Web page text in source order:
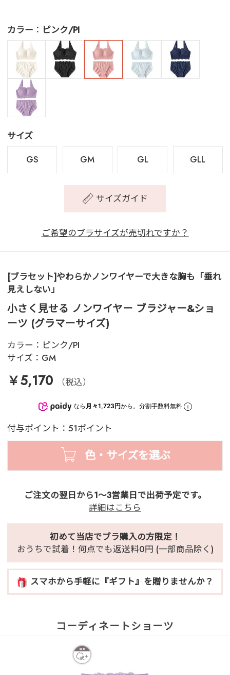
カラー ピンク/PI
サイズ
GS
GM GL GLL
サイズガイド
ご希望のブラサイズが売切れですか？
[ブラセット]やわらかノンワイヤーで大きな胸も「垂れ
見えしない」
小さく見せる ノンワイヤー ブラジャー&ショ
ーツ (グラマーサイズ)
カラー： ピンク/PI
サイズ： GM
￥5,170 （税込）
なら 月々1,723円から。分割手数料無料
付与ポイント：51ポイント
色・サイズを選ぶ
ご注文の翌日から1～3営業日で出荷予定です。
詳細はこちら
初めて当店でブラ購入の方限定！
おうちで試着！何点でも返送料0円 (一部商品除く)
スマホから手軽に『ギフト』を贈りませんか？
コーディネートショーツ